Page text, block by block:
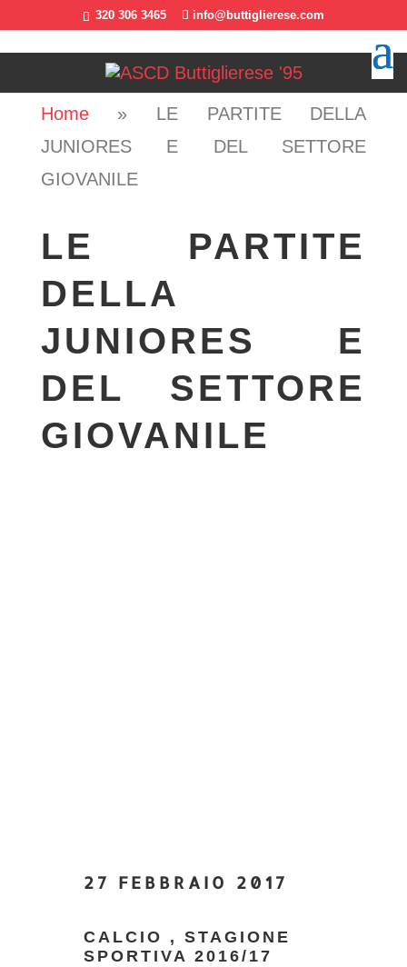
320 306 3465 info@buttiglierese.com
Home» LE PARTITE DELLA
JUNIORES E DEL SETTORE
GIOVANILE
LE PARTITE
DELLA
JUNIORES E
DEL SETTORE
GIOVANILE
27 FEBBRAIO 2017
CALCIO , STAGIONE
SPORTIVA 2016/17